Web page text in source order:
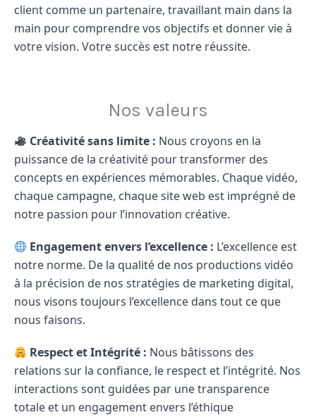
client comme un partenaire, travaillant main dans la
main pour comprendre vos objectifs et donner vie à
votre vision. Votre succès est notre réussite.
Nos valeurs
Créativité sans limite : Nous croyons en la
puissance de la créativité pour transformer des
concepts en expériences mémorables. Chaque vidéo,
chaque campagne, chaque site web est imprégné de
notre passion pour l’innovation créative.
Engagement envers l’excellence : L’excellence est
notre norme. De la qualité de nos productions vidéo
à la précision de nos stratégies de marketing digital,
nous visons toujours l’excellence dans tout ce que
nous faisons.
Respect et Intégrité : Nous bâtissons des
relations sur la confiance, le respect et l’intégrité. Nos
interactions sont guidées par une transparence
totale et un engagement envers l’éthique